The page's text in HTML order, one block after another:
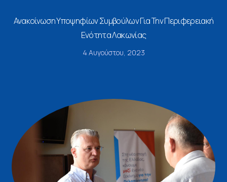
Ανακοίνωση Υποψηφίων Συμβούλων Για Την Περιφερειακή
Ενότητα Λακωνίας
4 Αυγούστου, 2023